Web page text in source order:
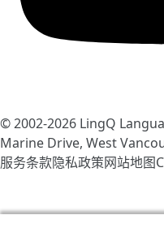
© 2002-2026 LingQ
Marine Drive, West
服务条款隐私政策网站地图